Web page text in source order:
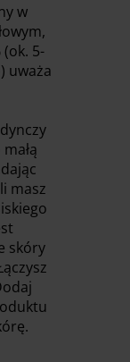
w
5-
uważa
masz
skóry